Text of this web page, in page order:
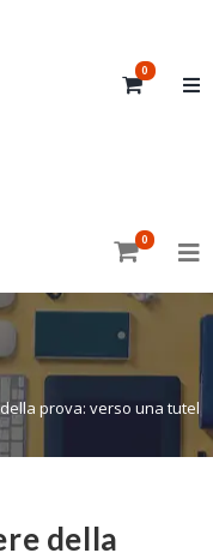
0
0
prova: verso una
della